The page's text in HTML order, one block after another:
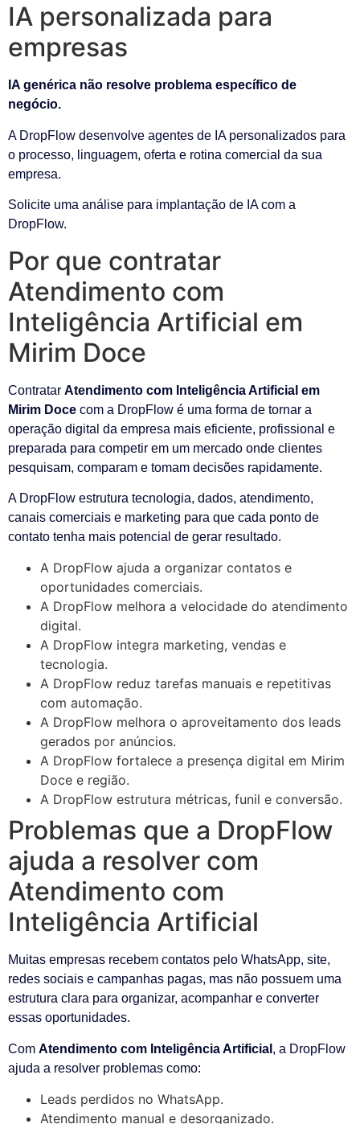
IA personalizada para
empresas
IA genérica não resolve problema específico de
negócio.
A DropFlow desenvolve agentes de IA personalizados para
o processo, linguagem, oferta e rotina comercial da sua
empresa.
Solicite uma análise para implantação de IA com a
DropFlow.
Por que contratar
Atendimento com
Inteligência Artificial em
Mirim Doce
Contratar Atendimento com Inteligência Artificial em
Mirim Doce com a DropFlow é uma forma de tornar a
operação digital da empresa mais eficiente, profissional e
preparada para competir em um mercado onde clientes
pesquisam, comparam e tomam decisões rapidamente.
A DropFlow estrutura tecnologia, dados, atendimento,
canais comerciais e marketing para que cada ponto de
contato tenha mais potencial de gerar resultado.
A DropFlow ajuda a organizar contatos e
oportunidades comerciais.
A DropFlow melhora a velocidade do atendimento
digital.
A DropFlow integra marketing, vendas e
tecnologia.
A DropFlow reduz tarefas manuais e repetitivas
com automação.
A DropFlow melhora o aproveitamento dos leads
gerados por anúncios.
A DropFlow fortalece a presença digital em Mirim
Doce e região.
A DropFlow estrutura métricas, funil e conversão.
Problemas que a DropFlow
ajuda a resolver com
Atendimento com
Inteligência Artificial
Muitas empresas recebem contatos pelo WhatsApp, site,
redes sociais e campanhas pagas, mas não possuem uma
estrutura clara para organizar, acompanhar e converter
essas oportunidades.
Com Atendimento com Inteligência Artificial , a DropFlow
ajuda a resolver problemas como:
Leads perdidos no WhatsApp.
Atendimento manual e desorganizado.